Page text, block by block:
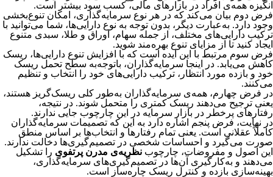
انگیزه همه‌ی افراد در بازارهای مالی، کسب سود بیشتر است.
فرض دوم بیان می‌کند که در هر نوع سرمایه‌گذاری، امکان تنوع‌بخشی
وجود دارد. به‌عبارت دیگر، بدون توجه به نوع دارایی‌ها، شما می‌توانید با
ترکیب دارایی‌های مختلف، از جمله سهام، اوراق و طلا، سبدی متنوع
ایجاد کنید تا از مزایای تنوع بهره‌مند شوید.
فرض سوم مرتبط با این ایده است که با افزایش تنوع دارایی‌ها، ریسک
کاهش می‌یابد. در اینجا سرمایه‌گذاران، با‌توجه‌به سطح تحمل ریسک
خود و بازده مورد انتظار، ترکیب دارایی‌های خود را انتخاب و تنظیم
می‌کنند.
در فرض چهارم، همه‌ی سرمایه‌گذاران به‌طور کلی ریسک‌گریز هستند،
یعنی ترجیح می‌دهند ریسک کمتری را متحمل شوند. در نتیجه،
رفتارهای پرخطر در بازار سرمایه در این چارچوب جایی ندارند.
در نهایت، فرض پنجم اشاره دارد به این که تصمیمات سرمایه‌گذاران
کاملاً عقلانی است. یعنی تمام رفتارها و انتخاب‌ها بر اساس منطق
صورت می‌گیرد و احساسات شخصی در تصمیم‌گیری‌ها دخالت ندارند.
این اصول و مفروضات، چارچوب نظریه‌ی مدرن پرتفوی را تشکیل
می‌دهند و به‌کارگیری آن‌ها در تصمیم‌گیری‌های سرمایه‌گذاری،
بهینه‌سازی بازده و کنترل ریسک چاره‌ساز است.